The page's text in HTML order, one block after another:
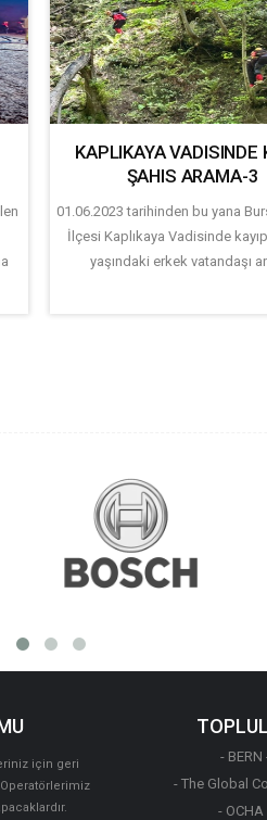
KAPLIKAYA VADISINDE
ŞAHIS ARAMA-3
01.06.2023 tarihinden bu yana
İlçesi Kaplıkaya Vadisinde
yaşındaki erkek vatandaşı
için geri
- BERN
- The Global
- OCHA